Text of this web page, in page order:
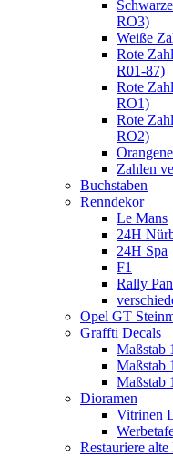
RO3)
Weiße
Rote
R01-87)
Rote
RO1)
Rote
RO2)
Zahlen
Buchstaben
Renndekor
Le Mans
24H
24H Spa
F1
Rally
Opel GT
Graffti Decals
Maßstab
Maßstab
Maßstab
Dioramen
Vitrinen
Restauriere